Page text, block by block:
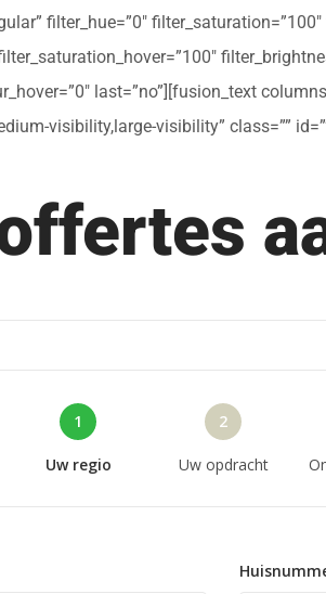
filter_hue=”0″
last=”no”][fusion_text
visibility,large-visibility” class=””